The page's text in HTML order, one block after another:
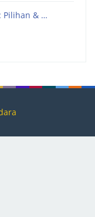
Pilihan & …